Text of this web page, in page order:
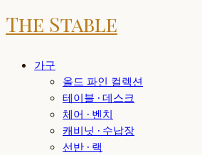
The Stable
가구
올드 파인 컬렉션
테이블 · 데스크
체어 · 벤치
캐비닛 · 수납장
선반 · 랙